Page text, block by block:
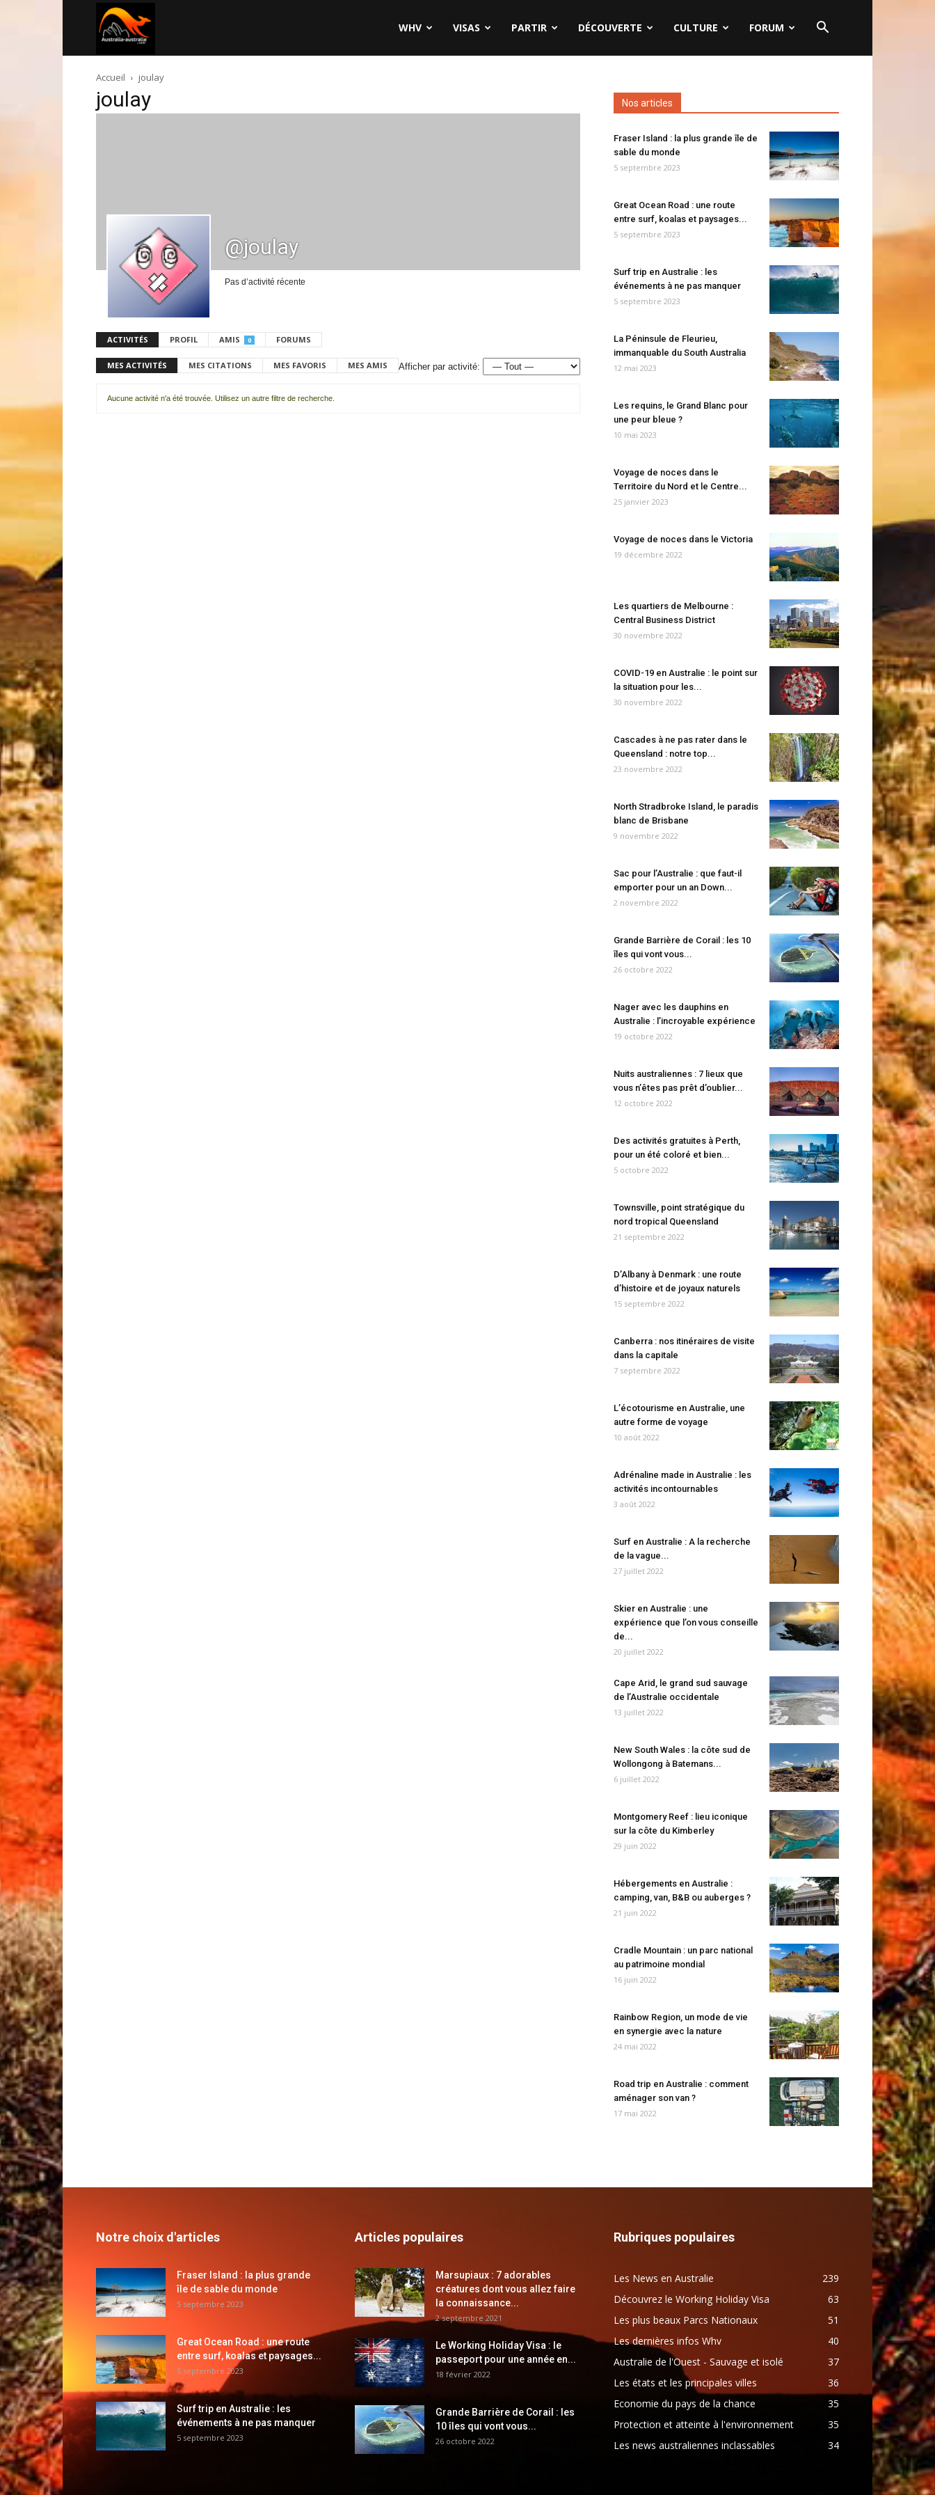
australie.com
WHV VISAS PARTIR DÉCOUVERTE CULTURE FORUM
Accueil joulay
joulay
@joulay
Pas d’activité récente
ACTIVITÉS PROFIL AMIS 0 FORUMS
MES ACTIVITÉS MES CITATIONS MES FAVORIS MES AMIS Afficher par activité:
Aucune activité n'a été trouvée. Utilisez un autre filtre de recherche.
Nos articles
Fraser Island : la plus grande île de
sable du monde
5 septembre 2023
Great Ocean Road : une route
entre surf, koalas et paysages...
5 septembre 2023
Surf trip en Australie : les
événements à ne pas manquer
5 septembre 2023
La Péninsule de Fleurieu,
immanquable du South Australia
12 mai 2023
Les requins, le Grand Blanc pour
une peur bleue ?
10 mai 2023
Voyage de noces dans le
Territoire du Nord et le Centre...
25 janvier 2023
Voyage de noces dans le Victoria
19 décembre 2022
Les quartiers de Melbourne :
Central Business District
30 novembre 2022
COVID-19 en Australie : le point sur
la situation pour les...
30 novembre 2022
Cascades à ne pas rater dans le
Queensland : notre top...
23 novembre 2022
North Stradbroke Island, le paradis
blanc de Brisbane
9 novembre 2022
Sac pour l’Australie : que faut-il
emporter pour un an Down...
2 novembre 2022
Grande Barrière de Corail : les 10
îles qui vont vous...
26 octobre 2022
Nager avec les dauphins en
Australie : l’incroyable expérience
19 octobre 2022
Nuits australiennes : 7 lieux que
vous n’êtes pas prêt d’oublier...
12 octobre 2022
Des activités gratuites à Perth,
pour un été coloré et bien...
5 octobre 2022
Townsville, point stratégique du
nord tropical Queensland
21 septembre 2022
D’Albany à Denmark : une route
d’histoire et de joyaux naturels
15 septembre 2022
Canberra : nos itinéraires de visite
dans la capitale
7 septembre 2022
L’écotourisme en Australie, une
autre forme de voyage
10 août 2022
Adrénaline made in Australie : les
activités incontournables
3 août 2022
Surf en Australie : A la recherche
de la vague...
27 juillet 2022
Skier en Australie : une
expérience que l’on vous conseille
de...
20 juillet 2022
Cape Arid, le grand sud sauvage
de l’Australie occidentale
13 juillet 2022
New South Wales : la côte sud de
Wollongong à Batemans...
6 juillet 2022
Montgomery Reef : lieu iconique
sur la côte du Kimberley
29 juin 2022
Hébergements en Australie :
camping, van, B&B ou auberges ?
21 juin 2022
Cradle Mountain : un parc national
au patrimoine mondial
16 juin 2022
Rainbow Region, un mode de vie
en synergie avec la nature
24 mai 2022
Road trip en Australie : comment
aménager son van ?
17 mai 2022
Notre choix d'articles
Fraser Island : la plus grande
île de sable du monde
5 septembre 2023
Great Ocean Road : une route
entre surf, koalas et paysages...
5 septembre 2023
Surf trip en Australie : les
événements à ne pas manquer
5 septembre 2023
Articles populaires
Marsupiaux : 7 adorables
créatures dont vous allez faire
la connaissance...
2 septembre 2021
Le Working Holiday Visa : le
passeport pour une année en...
18 février 2022
Grande Barrière de Corail : les
10 îles qui vont vous...
26 octobre 2022
Rubriques populaires
Les News en Australie
239
Découvrez le Working Holiday Visa
63
Les plus beaux Parcs Nationaux
51
Les dernières infos Whv
40
Australie de l'Ouest - Sauvage et isolé
37
Les états et les principales villes
36
Economie du pays de la chance
35
Protection et atteinte à l'environnement
35
Les news australiennes inclassables
34